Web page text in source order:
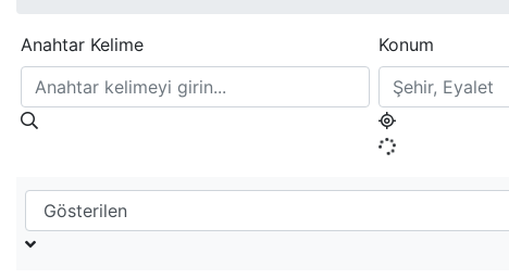
Anahtar Kelime Konum